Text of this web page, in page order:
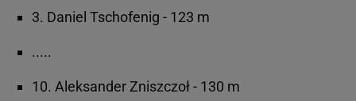
3. Daniel Tschofenig - 123 m
.....
10. Aleksander Zniszczoł - 130 m